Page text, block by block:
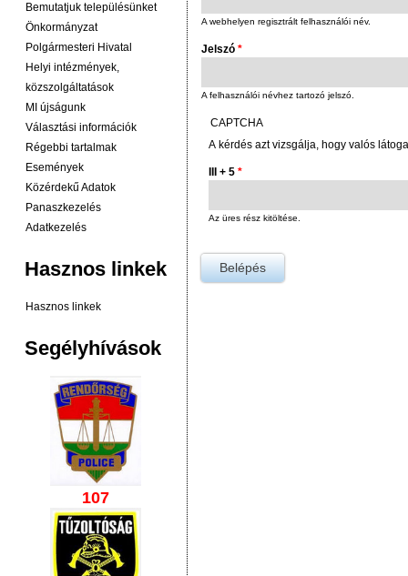
Bemutatjuk településünket
Önkormányzat
Polgármesteri Hivatal
Helyi intézmények,
közszolgáltatások
MI újságunk
Választási információk
Régebbi tartalmak
Események
Közérdekű Adatok
Panaszkezelés
Adatkezelés
Hasznos linkek
Hasznos linkek
Segélyhívások
107
A webhelyen regisztrált felhasználói név.
Jelszó *
A felhasználói névhez tartozó jelszó.
CAPTCHA
A kérdés azt vizsgálja, hogy valós
III + 5 *
Az üres rész kitöltése.